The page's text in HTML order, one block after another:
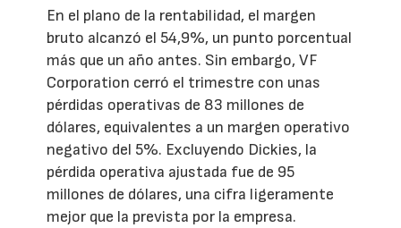
En el plano de la rentabilidad, el margen
bruto alcanzó el 54,9%, un punto porcentual
más que un año antes. Sin embargo, VF
Corporation cerró el trimestre con unas
pérdidas operativas de 83 millones de
dólares, equivalentes a un margen operativo
negativo del 5%. Excluyendo Dickies, la
pérdida operativa ajustada fue de 95
millones de dólares, una cifra ligeramente
mejor que la prevista por la empresa.